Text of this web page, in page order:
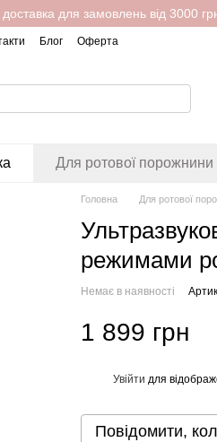
для замовлень від 3000
Блог Оферта
Для ротової порожнини
Головна Для ротової
режимами
Немає в наявності
1 899 грн
Увійти для
Повідомити,